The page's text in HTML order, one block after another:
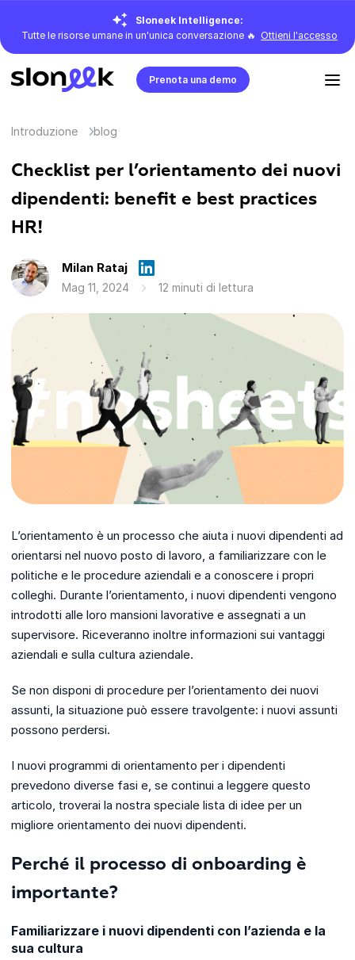
Sloneek Intelligence:
Tutte le risorse umane in un'unica conversazione 🔥 Ottieni l'accesso
Prenota una demo
Introduzione blog
Checklist per l’orientamento dei nuovi
dipendenti: benefit e best practices
HR!
Milan Rataj
Mag 11, 2024 12 minuti di lettura
L’orientamento è un processo che aiuta i nuovi dipendenti ad
orientarsi nel nuovo posto di lavoro, a familiarizzare con le
politiche e le procedure aziendali e a conoscere i propri
colleghi. Durante l’orientamento, i nuovi dipendenti vengono
introdotti alle loro mansioni lavorative e assegnati a un
supervisore. Riceveranno inoltre informazioni sui vantaggi
aziendali e sulla cultura aziendale.
Se non disponi di procedure per l’orientamento dei nuovi
assunti, la situazione può essere travolgente: i nuovi assunti
possono perdersi.
I nuovi programmi di orientamento per i dipendenti
prevedono diverse fasi e, se continui a leggere questo
articolo, troverai la nostra speciale lista di idee per un
migliore orientamento dei nuovi dipendenti.
Perché il processo di onboarding è
importante?
Familiarizzare i nuovi dipendenti con l’azienda e la
sua cultura